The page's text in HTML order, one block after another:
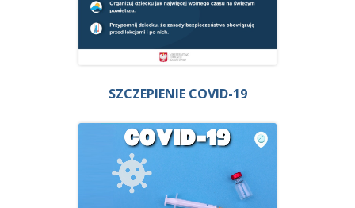
SZCZEPIENIE COVID-19